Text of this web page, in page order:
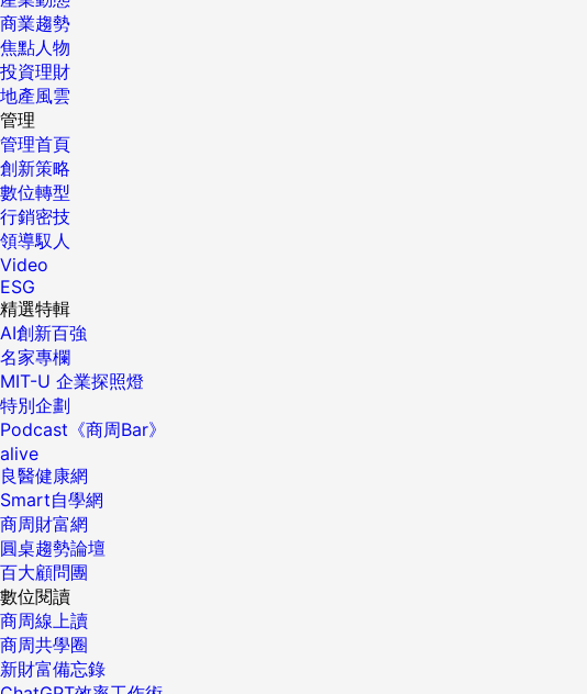
商業趨勢
焦點人物
投資理財
地產風雲
管理
管理首頁
創新策略
數位轉型
行銷密技
領導馭人
Video
ESG
精選特輯
AI創新百強
名家專欄
MIT-U 企業探照燈
特別企劃
Podcast《商周Bar》
alive
良醫健康網
Smart自學網
商周財富網
圓桌趨勢論壇
百大顧問團
數位閱讀
商周線上讀
商周共學圈
新財富備忘錄